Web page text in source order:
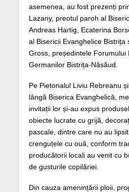
asemenea, au fost prezenți
Lazany, preotul paroh al
Andreas Hartig, Ecaterina
al Bisericii Evanghelice Bistrița
Gross, președintele Forumului
Germanilor Bistrița-Năsăud.
Pe Pietonalul Liviu Rebreanu
lângă Biserica Evanghelică,
invitații lor și-au expus
obiecte lucrate cu grijă,
pascale, dintre care nu au
crenguțele cu ouă, conform
producătorii locali au venit cu
de gusturile copilăriei.
Din cauza amenințării ploii,